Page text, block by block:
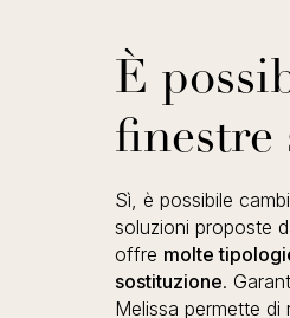
È
finestre
Sì, è possibile
soluzioni proposte
offre molte
sostituzione.
Melissa permette